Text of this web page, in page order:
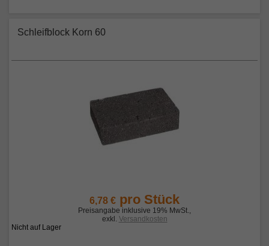
Schleifblock Korn 60
6,78 € pro Stück
Preisangabe inklusive 19% MwSt.,
exkl. Versandkosten
Nicht auf Lager